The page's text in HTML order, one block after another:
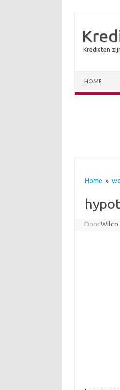
Kredieten
HOME
Home »
DoorWilco